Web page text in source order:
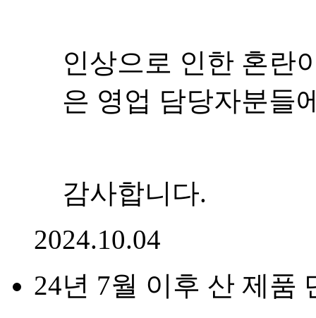
인상으로 인한 혼란
은 영업 담당자분들
감사합니다.
2024.10.04
24년 7월 이후 산 제품